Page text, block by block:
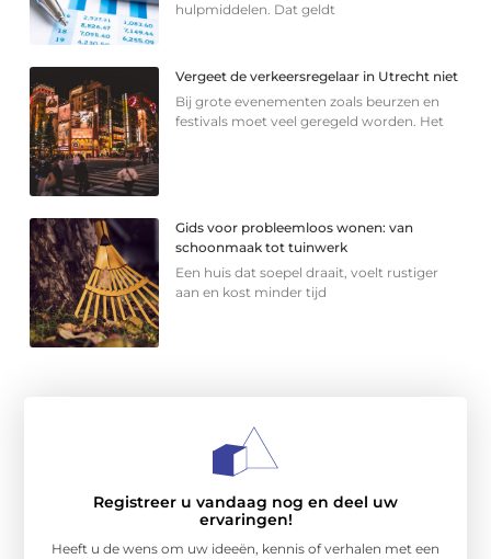
hulpmiddelen. Dat geldt
Vergeet de verkeersregelaar in Utrecht niet
Bij grote evenementen zoals beurzen en
festivals moet veel geregeld worden. Het
Gids voor probleemloos wonen: van
schoonmaak tot tuinwerk
Een huis dat soepel draait, voelt rustiger
aan en kost minder tijd
Registreer u vandaag nog en deel uw
ervaringen!
Heeft u de wens om uw ideeën, kennis of verhalen met een